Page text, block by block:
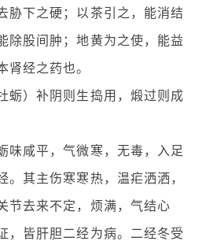
胁下之硬；以茶引之，能消结
除股间肿；地黄为之使，能益
肾经之药也。
蛎）补阴则生捣用，煅过则成
味咸平，气微寒，无毒，入足
。其主伤寒寒热，温疟洒洒，
节去来不定，烦满，气结心
，皆肝胆二经为病。二经冬受